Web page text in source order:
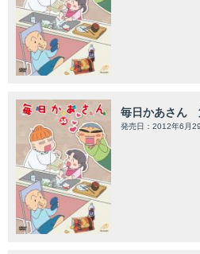
毎日かあさん
発売日：2012年6月